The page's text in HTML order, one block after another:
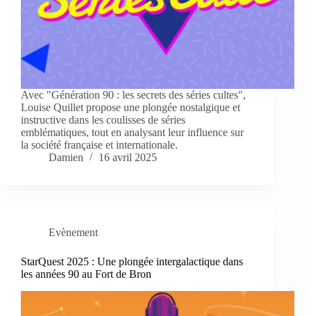
Avec "Génération 90 : les secrets des séries cultes",
Louise Quillet propose une plongée nostalgique et
instructive dans les coulisses de séries
emblématiques, tout en analysant leur influence sur
la société française et internationale.
Damien
16 avril 2025
Evènement
StarQuest 2025 : Une plongée intergalactique dans
les années 90 au Fort de Bron